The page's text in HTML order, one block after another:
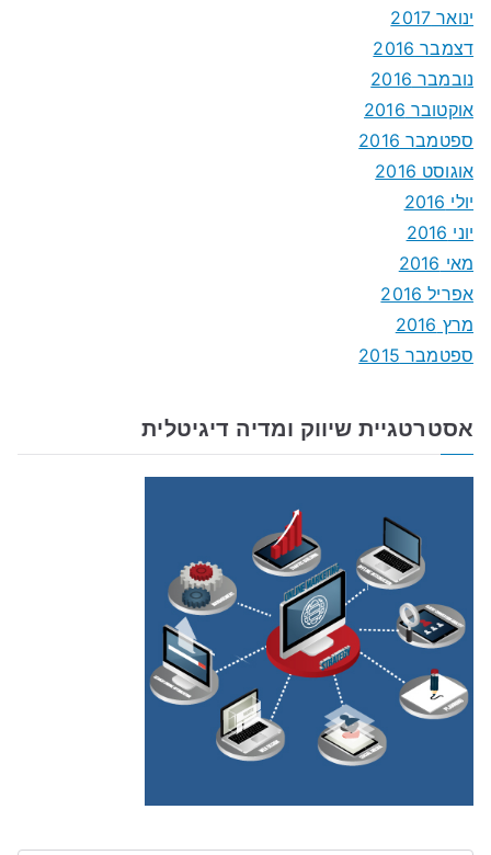
ינואר 2017
דצמבר 2016
נובמבר 2016
אוקטובר 2016
ספטמבר 2016
אוגוסט 2016
יולי 2016
יוני 2016
מאי 2016
אפריל 2016
מרץ 2016
ספטמבר 2015
אסטרטגיית שיווק ומדיה דיגיטלית